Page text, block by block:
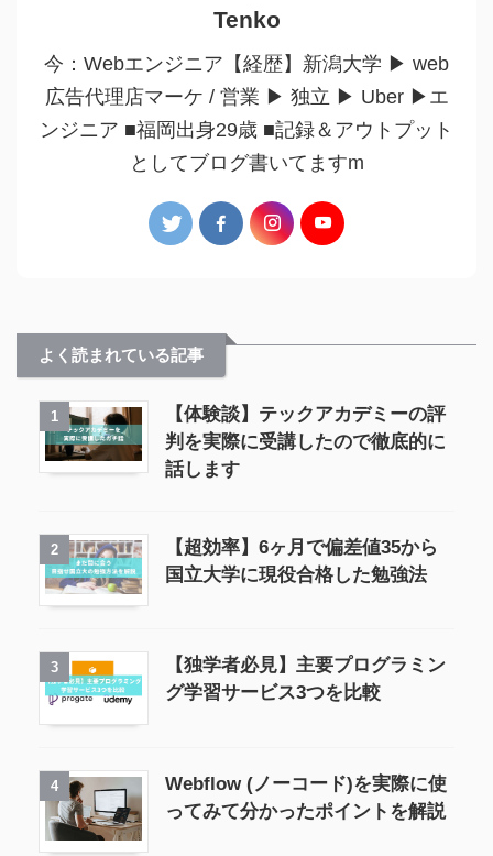
Tenko
今：Webエンジニア【経歴】新潟大学 ▶︎ web
広告代理店マーケ / 営業 ▶︎ 独立 ▶︎ Uber ▶︎エ
ンジニア ■福岡出身29歳 ■記録＆アウトプット
としてブログ書いてますm
よく読まれている記事
1
【体験談】テックアカデミーの評
判を実際に受講したので徹底的に
話します
2
【超効率】6ヶ月で偏差値35から
国立大学に現役合格した勉強法
3
【独学者必見】主要プログラミン
グ学習サービス3つを比較
4
Webflow (ノーコード)を実際に使
ってみて分かったポイントを解説